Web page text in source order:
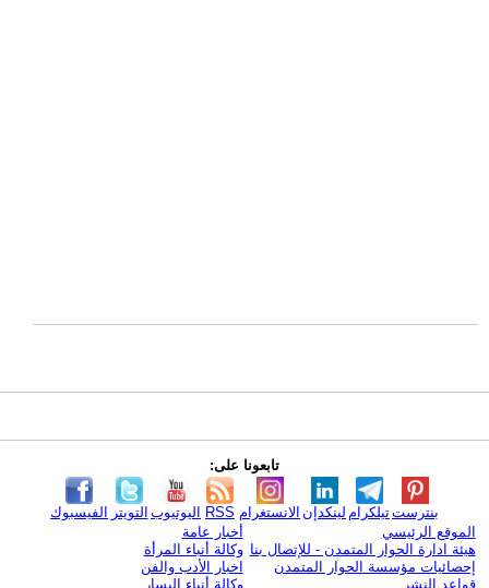
تابعونا على:
الفيسبوك التويتر اليوتيوب RSS الانستغرام لينكدإن تيلكرامبنترست
الموقع الرئيسي
هيئة ادارة الحوار المتمدن - للإتصال بنا
إحصائيات مؤسسة الحوار المتمدن
قواعد النشر
أخبار عامة
وكالة أنباء المرأة
اخبار الأدب والفن
وكالة أنباء اليسار